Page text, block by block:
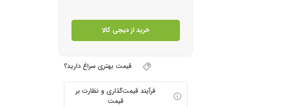
خرید از دیجی کالا
قیمت بهتری سراغ دارید؟
فرآیند قیمت‌گذاری و نظارت بر
قیمت